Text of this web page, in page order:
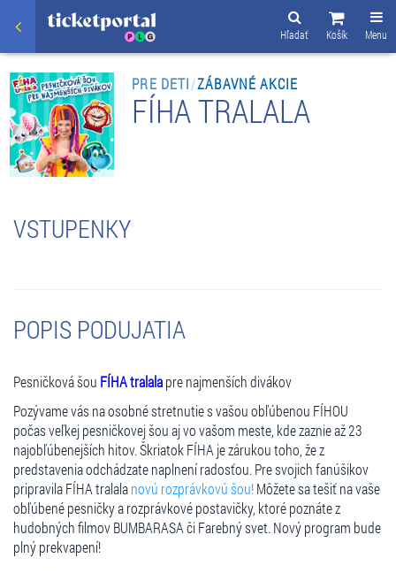
Menu
Košík
Hľadať
PRE DETI/ZÁBAVNÉ AKCIE
FÍHA TRALALA
VSTUPENKY
POPIS PODUJATIA
Pesničková šou FÍHA tralalapre najmenších divákov
Pozývame vás na osobné stretnutie s vašou obľúbenou FÍHOU
počas veľkej pesničkovej šou aj vo vašom meste, kde zaznie až 23
najobľúbenejších hitov. Škriatok FÍHA je zárukou toho, že z
predstavenia odchádzate naplnení radosťou. Pre svojich fanúšikov
pripravila FÍHA tralalanovú rozprávkovú šou!Môžete sa tešiť na vaše
obľúbené pesničky a rozprávkové postavičky, ktoré poznáte z
hudobných filmov BUMBARASA či Farebný svet. Nový program bude
plný prekvapení!